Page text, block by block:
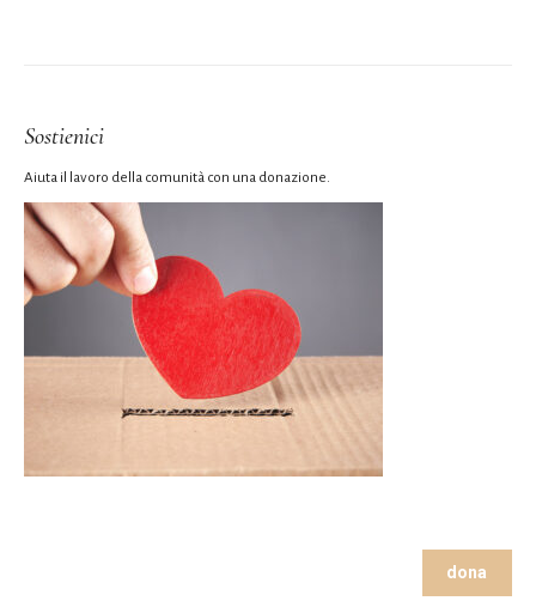
Sostienici
Aiuta il lavoro della comunità con una donazione.
dona